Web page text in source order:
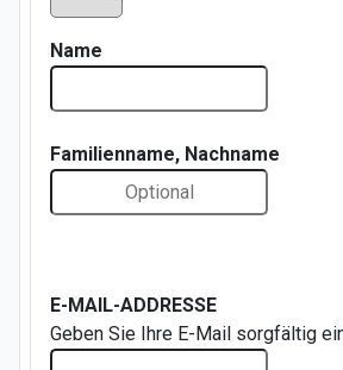
Name
Familienname, Nachname
E-MAIL-ADDRESSE
Geben Sie Ihre E-Mail sorgfältig